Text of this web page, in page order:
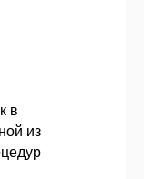
в
из